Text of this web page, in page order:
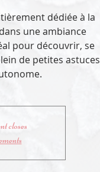
dédiée à la
une ambiance
pour découvrir, se
de petites astuces
closes